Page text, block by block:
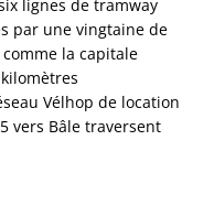
lignes de tramway
par une vingtaine de
la capitale
Vélhop de location
vers Bâle traversent